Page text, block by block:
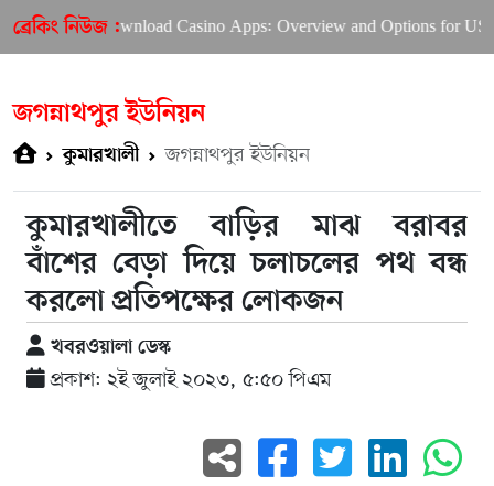
ব্রেকিং নিউজ :
to Download Casino Apps: Overview and Options for US Players
জগন্নাথপুর ইউনিয়ন
কুমারখালী জগন্নাথপুর ইউনিয়ন
কুমারখালীতে বাড়ির মাঝ বরাবর
বাঁশের বেড়া দিয়ে চলাচলের পথ বন্ধ
করলো প্রতিপক্ষের লোকজন
খবরওয়ালা ডেস্ক
প্রকাশ: ২ই জুলাই ২০২৩, ৫:৫০ পিএম